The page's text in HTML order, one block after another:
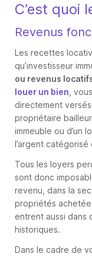
C’est quoi
Revenus
Les recettes
qu’investisseur
ou revenus
louer un bien ,
directement
propriétaire bailleur
immeuble ou d’un
l’argent
Tous les loyers
sont donc
revenu, dans la
propriétés
entrent aussi dans
historiques.
Dans le cadre de